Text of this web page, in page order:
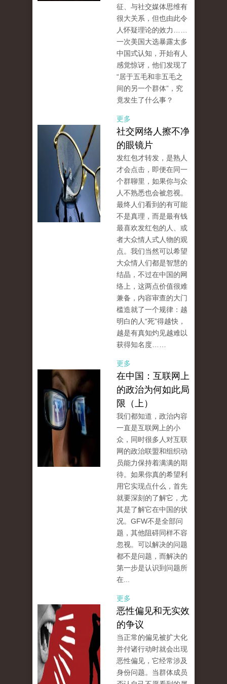
征、与社交媒体思维有
很大关系，但也由此令
人怀疑理论的效力……
一次美国大选暴露太多
中国式认知，开始有人
感觉惊讶，他们发现了
“居于五毛和非五毛之
间的另一个群体”，究
竟发生了什么事？
更多
社交网络人擦不净
的眼镜片
发红包才转发，是熟人
才会点击，即便在同一
个群聊里，如果你与众
人不熟悉也会被忽视。
最终人们看到的有可能
不是真理，而是最有钱
最喜欢发红包的人、或
者大众情人式人物的观
点。我们当然可以希望
大众情人们都是智慧的
结晶，不过在中国的网
络上，这两点价值很难
兼备，内容审查的大门
槛造就了一个规律：越
明白的人“死”得越快，
越是有真知灼见越难以
获得知名度……
更多
在中国：互联网上
的政治为何如此局
限（上）
我们都知道，政治内容
一直是互联网上的小
众，同时很多人对互联
网的政治联盟和组织动
员能力保持着满满的期
待。如果你真的希望利
用它实现点什么，首先
就要深刻的了解它，尤
其是了解它在中国的状
况。GFW不是全部问
题，其他阻碍同样不容
忽视。可以解决的问题
都不是问题，而解决的
第一步是认识到问题所
在...
更多
恶性偏见和无实效
的争议
当正常的偏见被扩大化
并付诸行动时就会出现
恶性偏见，它经常涉及
身份问题。当群体成员